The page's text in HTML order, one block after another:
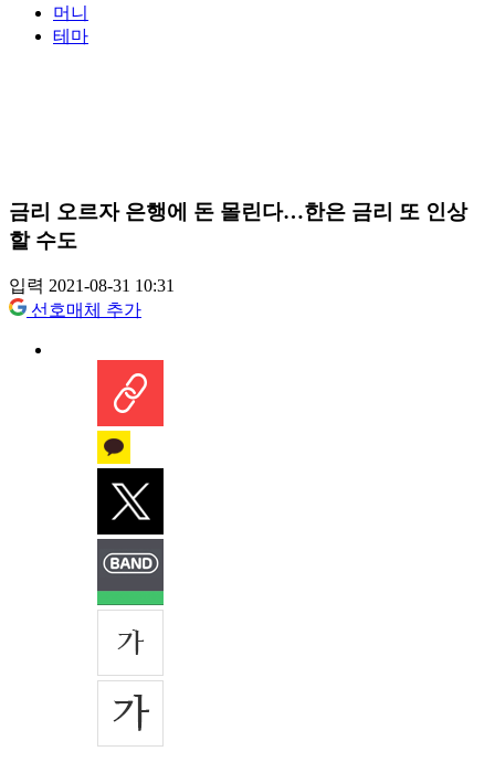
머니
테마
금리 오르자 은행에 돈 몰린다…한은 금리 또 인상
할 수도
입력 2021-08-31 10:31
선호매체 추가